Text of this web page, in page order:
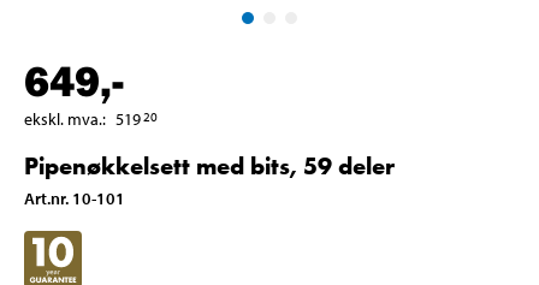
649,-
ekskl. mva.: 51920
Pipenøkkelsett med bits, 59 deler
Art.nr. 10-101